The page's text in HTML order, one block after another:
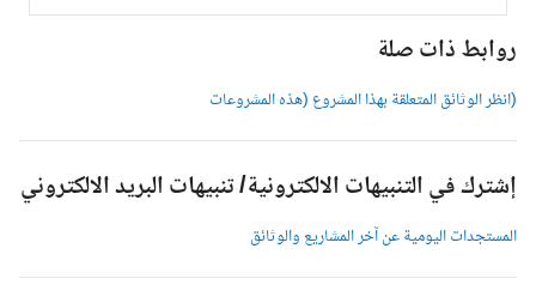
روابط ذات صلة
(انظر الوثائق المتعلقة بهذا المشروع (هذه المشروعات
إشترك في التنبيهات الالكترونية/ تنبيهات البريد الالكتروني
المستجدات اليومية عن آخر المشاريع والوثائق